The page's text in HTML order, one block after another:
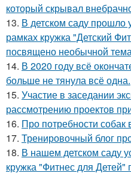
который скрывал
13. В детском саду прошло
рамках кружка "Детский
посвящено необычной
14. В 2020 году всё
больше не тянула всё одна.
15. Участие в заседании
рассмотрению проектов
16. Про потребности собак
17. Тренировочный блог
18. В нашем детском саду
кружка "Фитнес для Детей"